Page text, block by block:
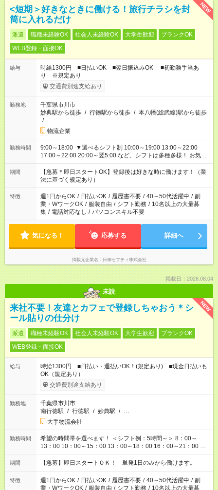
NEW
<短期＞好きなときに働ける！旅行チラシを封
筒に入れるだけ
派遣 職種未経験OK 社会人未経験OK 大学生歓迎
ブランクOK
WEB登録・面接OK
給与
時給1300円 ■日払いOK ■翌日振込みOK ■初勤務手当あ
り ※規定あり
交通費別途支給あり
勤務地
千葉県市川市
妙典駅から徒歩 / 行徳駅から徒歩 / 本八幡(総武線)駅から徒歩
/ …
物流企業
勤務時間
9:00～18:00 ▼選べるシフト制 10:00～19:00 13:00～22:00
17:00～22:00 20:00～翌5:00 など、シフトは多種多様！ お気軽
にご相談ください！
期間
【急募＊即日スタートOK】登録後は好きな時に働けます！（業
法に基づく規定あり）
特徴 週1日からOK / 日払いOK / 履歴書不要 / 40～50代活躍中 / 副
業・WワークOK / 服装自由 / シフト勤務 / 10名以上の大量募
集 / 電話対応なし / パソコンスキル不要
気になる！ 応募する 詳細へ
掲載元企業名 日伸セフティ株式会社
掲載日：2026.08.04
未読
NEW
来社不要！友達とカフェで登録しちゃおう＊シ
ール貼りの仕分け
派遣 職種未経験OK 社会人未経験OK 大学生歓迎
ブランクOK
WEB登録・面接OK
給与
時給1300円 ■日払い・週払いOK！(規定あり) ■現金日払いも
OK（規定あり）
交通費別途支給あり
勤務地
千葉県市川市
南行徳駅 / 行徳駅 / 妙典駅 / …
大手物流会社
勤務時間
希望の時間帯を選べます！ ＜シフト例：5時間～＞ 8：00～
13：00 10：00～15：00 13：00～18：00 16：00～21：00 ＜
シフト例：8時間～＞ ・10：00～19：00 ・13：00～22：00 ・
22：00～翌6：00 など！是非ご希望をお聞かせください！
期間 【急募】即日スタートＯＫ！ 単発1日のみから働けます。
特徴 週1日からOK / 日払いOK / 履歴書不要 / 40～50代活躍中 / 副
業・WワークOK / 服装自由 / シフト勤務 / 10名以上の大量募